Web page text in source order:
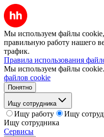
Мы используем файлы
правильную работу нашего
трафик.
Правила использования
Мы используем файлы cookie.
файлов cookie
Понятно
Ищу сотрудника
Ищу работу
Ищу
Ищу сотрудника
Сервисы